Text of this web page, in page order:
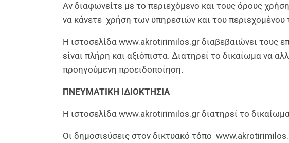
Αν διαφωνείτε με το περιεχόμενο και τους όρους
να κάνετε χρήση των υπηρεσιών και του περιεχομένου
Η ιστοσελίδα www.akrotirimilos.gr διαβεβαιώνει τους
είναι πλήρη και αξιόπιστα. Διατηρεί το δικαίωμα να
προηγούμενη προειδοποίηση.
ΠΝΕΥΜΑΤΙΚΗ ΙΔΙΟΚΤΗΣΙΑ
Η ιστοσελίδα www.akrotirimilos.gr διατηρεί το
Οι δημοσιεύσεις στον δικτυακό τόπο